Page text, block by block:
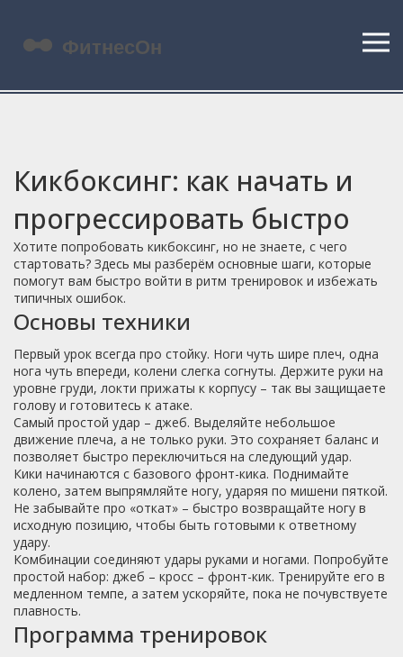
Кикбоксинг: как начать и
прогрессировать быстро
Хотите попробовать кикбоксинг, но не знаете, с чего
стартовать? Здесь мы разберём основные шаги, которые
помогут вам быстро войти в ритм тренировок и избежать
типичных ошибок.
Основы техники
Первый урок всегда про стойку. Ноги чуть шире плеч, одна
нога чуть впереди, колени слегка согнуты. Держите руки на
уровне груди, локти прижаты к корпусу – так вы защищаете
голову и готовитесь к атаке.
Самый простой удар – джеб. Выделяйте небольшое
движение плеча, а не только руки. Это сохраняет баланс и
позволяет быстро переключиться на следующий удар.
Кики начинаются с базового фронт-кика. Поднимайте
колено, затем выпрямляйте ногу, ударяя по мишени пяткой.
Не забывайте про «откат» – быстро возвращайте ногу в
исходную позицию, чтобы быть готовыми к ответному
удару.
Комбинации соединяют удары руками и ногами. Попробуйте
простой набор: джеб – кросс – фронт-кик. Тренируйте его в
медленном темпе, а затем ускоряйте, пока не почувствуете
плавность.
Программа тренировок